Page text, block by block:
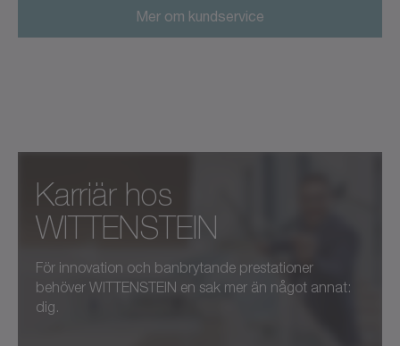
Mer om kundservice
Karriär hos
WITTENSTEIN
För innovation och banbrytande prestationer
behöver WITTENSTEIN en sak mer än något annat:
dig.